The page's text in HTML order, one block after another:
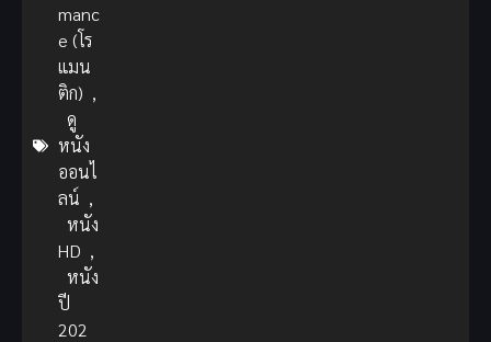
manc
e (โร
แมน
ติก) ,
ดู
หนัง
ออนไ
ลน์ ,
หนัง
HD ,
หนัง
ปี
202